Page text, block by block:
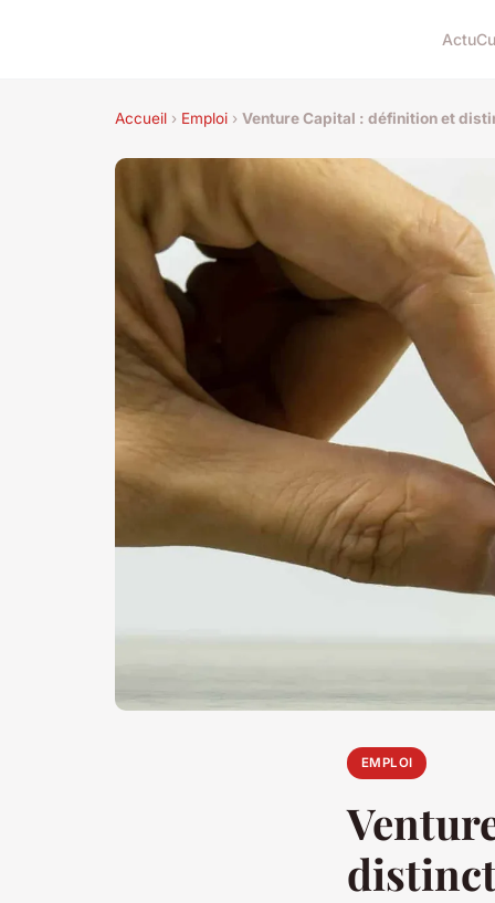
Actu
Accueil › Emploi › Venture Capital : définition et
EMPLOI